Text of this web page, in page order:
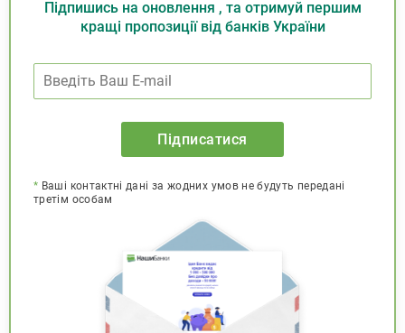
Підпишись на оновлення , та отримуй першим
кращі пропозиції від банків України
Підписатися
* Ваші контактні дані за жодних умов не будуть передані
третім особам